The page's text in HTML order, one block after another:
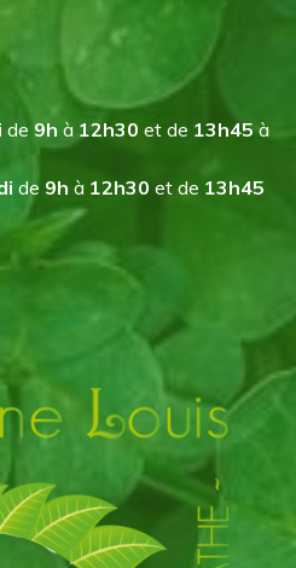
de 9h à 12h30 et de 13h45à
de 9h à 12h30 et de 13h45